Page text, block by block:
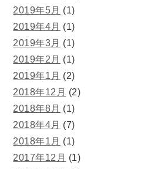
2019年5月 (1)
2019年4月 (1)
2019年3月 (1)
2019年2月 (1)
2019年1月 (2)
2018年12月 (2)
2018年8月 (1)
2018年4月 (7)
2018年1月 (1)
2017年12月 (1)